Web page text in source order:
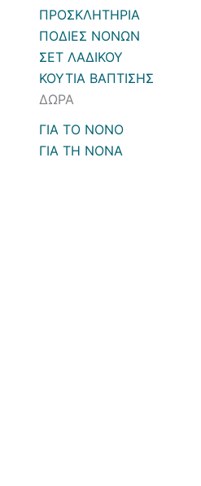
ΠΡΟΣΚΛΗΤΗΡΙΑ
ΠΟΔΙΕΣ ΝΟΝΩΝ
ΣΕΤ ΛΑΔΙΚΟΥ
ΚΟΥΤΙΑ ΒΑΠΤΙΣΗΣ
ΔΩΡΑ
ΓΙΑ ΤΟ ΝΟΝΟ
ΓΙΑ ΤΗ ΝΟΝΑ